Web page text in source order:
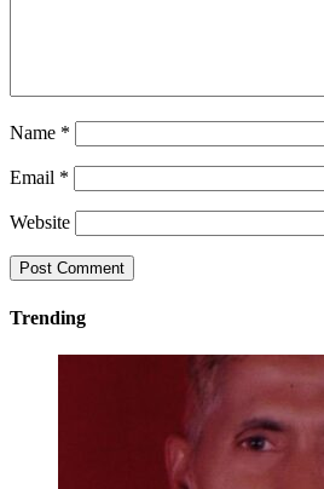
Name *
Email *
Website
Trending